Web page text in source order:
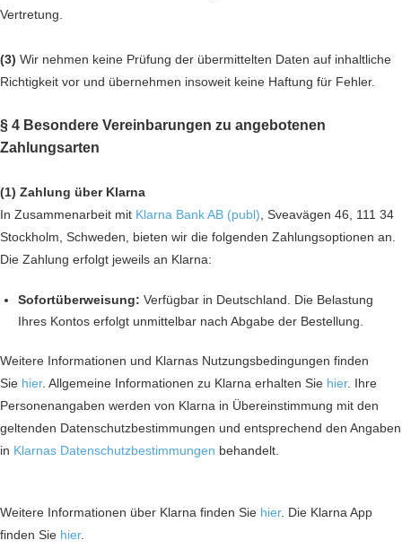
Vertretung.
(3) Wir nehmen keine Prüfung der übermittelten Daten auf inhaltliche
Richtigkeit vor und übernehmen insoweit keine Haftung für Fehler.
§ 4 Besondere Vereinbarungen zu angebotenen
Zahlungsarten
(1) Zahlung über Klarna
In Zusammenarbeit mit Klarna Bank AB (publ) , Sveavägen 46, 111 34
Stockholm, Schweden, bieten wir die folgenden Zahlungsoptionen an.
Die Zahlung erfolgt jeweils an Klarna:
Sofortüberweisung: Verfügbar in Deutschland. Die Belastung
Ihres Kontos erfolgt unmittelbar nach Abgabe der Bestellung.
Weitere Informationen und Klarnas Nutzungsbedingungen finden
Sie hier. Allgemeine Informationen zu Klarna erhalten Sie hier. Ihre
Personenangaben werden von Klarna in Übereinstimmung mit den
geltenden Datenschutzbestimmungen und entsprechend den Angaben
in Klarnas Datenschutzbestimmungen behandelt.
Weitere Informationen über Klarna finden Sie hier. Die Klarna App
finden Sie hier.